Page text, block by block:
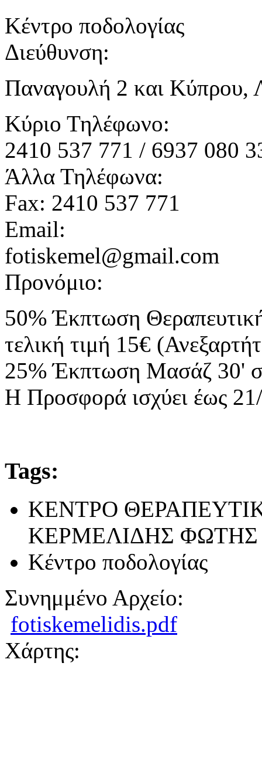
Κέντρο ποδολογίας
Διεύθυνση:
Παναγουλή 2 και Κύπρου,
Κύριο Τηλέφωνο:
2410 537 771 / 6937 080
Άλλα Τηλέφωνα:
Fax: 2410 537 771
Email:
fotiskemel@gmail.com
Προνόμιο:
50% Έκπτωση
τελική τιμή 15€
25% Έκπτωση Μασάζ 30'
Η Προσφορά ισχύει έως
Tags:
ΚΕΝΤΡΟ
ΚΕΡΜΕΛΙΔΗΣ ΦΩΤΗΣ
Κέντρο ποδολογίας
Συνημμένο Αρχείο:
fotiskemelidis.pdf
Χάρτης: